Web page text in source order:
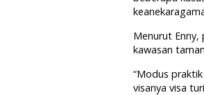
Menurut Enny,
kawasan
“Modus praktik
visanya visa